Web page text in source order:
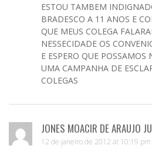
ESTOU TAMBEM
BRADESCO A 11 ANOS E
QUE MEUS COLEGA
NESSECIDADE OS
E ESPERO QUE POSSAMOS
UMA CAMPANHA DE
COLEGAS
JONES MOACIR DE ARAUJO
12 de janeiro de 2012 at 10:19